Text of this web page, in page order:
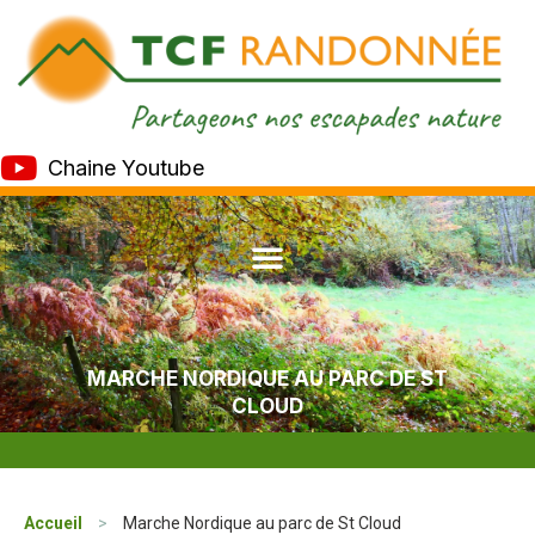
Chaine Youtube
MARCHE NORDIQUE AU PARC DE ST
CLOUD
Accueil > Marche Nordique au parc de St Cloud